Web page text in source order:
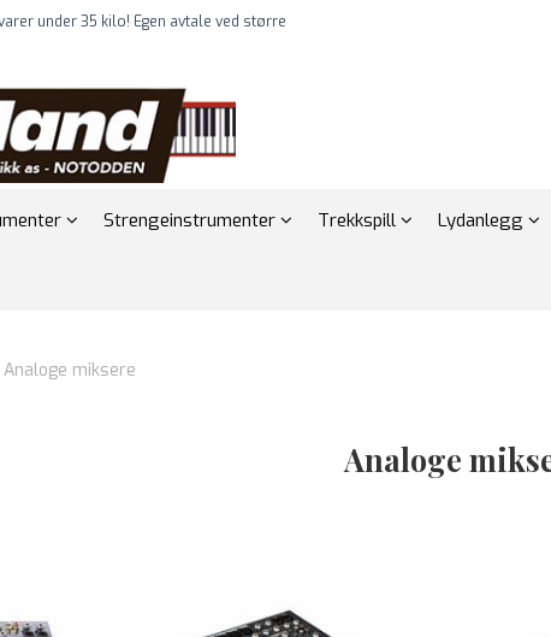
under 35 kilo! Egen avtale ved større
Strengeinstrumenter Trekkspill Lydanlegg
Analoge miksere
Analoge